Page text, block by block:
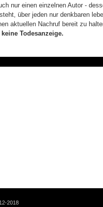
nur einen einzelnen Autor -
über jeden nur denkbaren
aktuellen Nachruf bereit zu
Todesanzeige.
2018